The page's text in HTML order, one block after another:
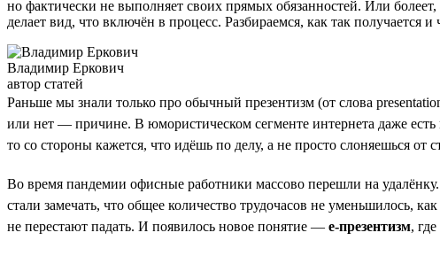
но фактически не выполняет своих прямых обязанностей. Или
делает вид, что включён в процесс. Разбираемся, как так получается и
Владимир Еркович
автор статей
Раньше мы знали только про обычный презентизм (от слова
или нет — причине. В юмористическом сегменте интернета даже
то со стороны кажется, что идёшь по делу, а не просто слоняешься от
Во время пандемии офисные работники массово перешли на
стали замечать, что общее количество трудочасов не уменьшилось,
не перестают падать. И появилось новое понятие — е-презентизм,